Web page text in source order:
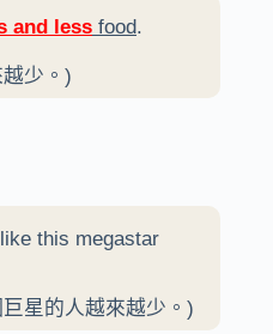
and less food.
少。)
like this megastar
星的人越來越少。)